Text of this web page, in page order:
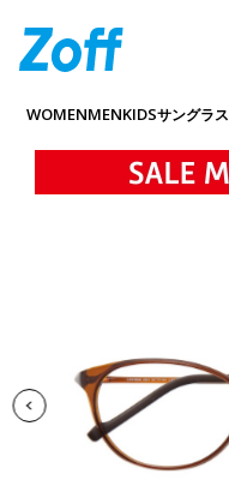
WOMENMENKIDSサングラス